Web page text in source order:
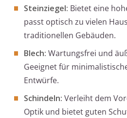
Steinziegel: Bietet eine
passt optisch zu vielen
traditionellen Gebäuden.
Blech: Wartungsfrei und
Geeignet für
Entwürfe.
Schindeln: Verleiht dem
Optik und bietet guten